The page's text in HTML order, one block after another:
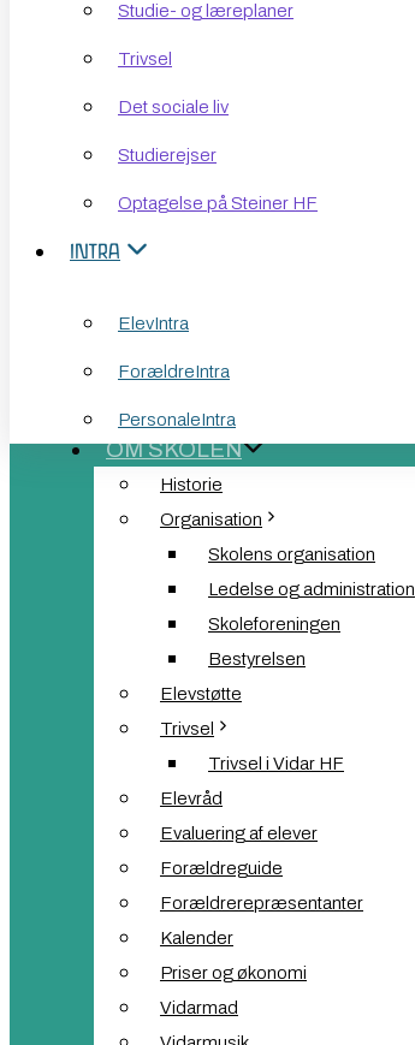
Det sociale liv
ElevIntra
Studie- og læreplaner
Trivsel
Det sociale liv
Studierejser​
Optagelse på Steiner HF
INTRA
ElevIntra
ForældreIntra
PersonaleIntra
MENU
FORSIDE
OM SKOLEN
Historie
Organisation
Skolens organisation
Ledelse og administration
Skoleforeningen
Bestyrelsen
Elevstøtte
Trivsel
Trivsel i Vidar HF
Elevråd
Evaluering af elever
Forældreguide
Forældrerepræsentanter
Kalender
Priser og økonomi
Vidarmad